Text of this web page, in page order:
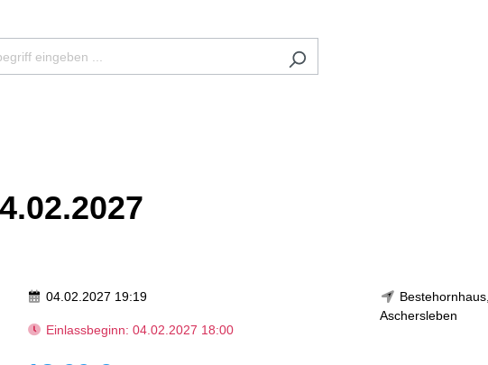
04.02.2027 19:19
Einlassbeginn: 04.02.2027 18:00
Aschersleben